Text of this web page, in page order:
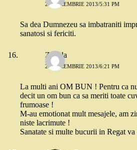
29 DECEMBRIE 2013/5:31 PM
Sa dea Dumnezeu sa imbatraniti
sanatosi si fericiti.
Zarada
29 DECEMBRIE 2013/6:21 PM
La multi ani OM BUN ! Pentru ca
decit un om bun ca sa meriti toate
frumoase !
M-au emotionat mult mesajele, am
niste lacrimute !
Sanatate si multe bucurii in Regat va